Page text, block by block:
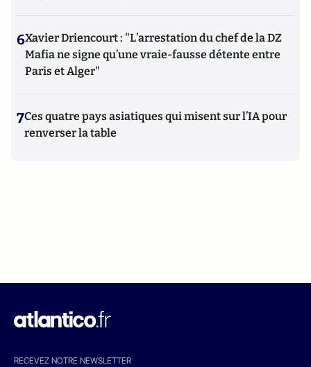
6Xavier Driencourt : "L’arrestation du chef de la DZ
Mafia ne signe qu’une vraie-fausse détente entre
Paris et Alger"
7Ces quatre pays asiatiques qui misent sur l’IA pour
renverser la table
RECEVEZ NOTRE NEWSLETTER